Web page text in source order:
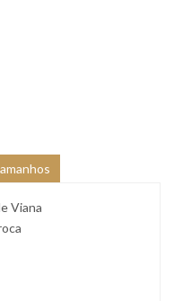
Viana